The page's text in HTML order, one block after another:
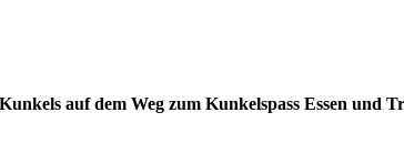
auf dem Weg zum Kunkelspass Essen und